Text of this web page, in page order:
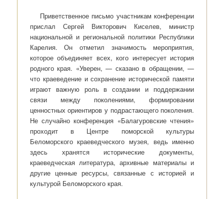
Приветственное письмо участникам конференции
прислал Сергей Викторович Киселев, министр
национальной и региональной политики Республики
Карелия. Он отметил значимость мероприятия,
которое объединяет всех, кого интересует история
родного края. «Уверен, — сказано в обращении, —
что краеведение и сохранение исторической памяти
играют важную роль в создании и поддержании
связи между поколениями, формировании
ценностных ориентиров у подрастающего поколения.
Не случайно конференция «Балагуровские чтения»
проходит в Центре поморской культуры
Беломорского краеведческого музея, ведь именно
здесь хранятся исторические документы,
краеведческая литература, архивные материалы и
другие ценные ресурсы, связанные с историей и
культурой Беломорского края.